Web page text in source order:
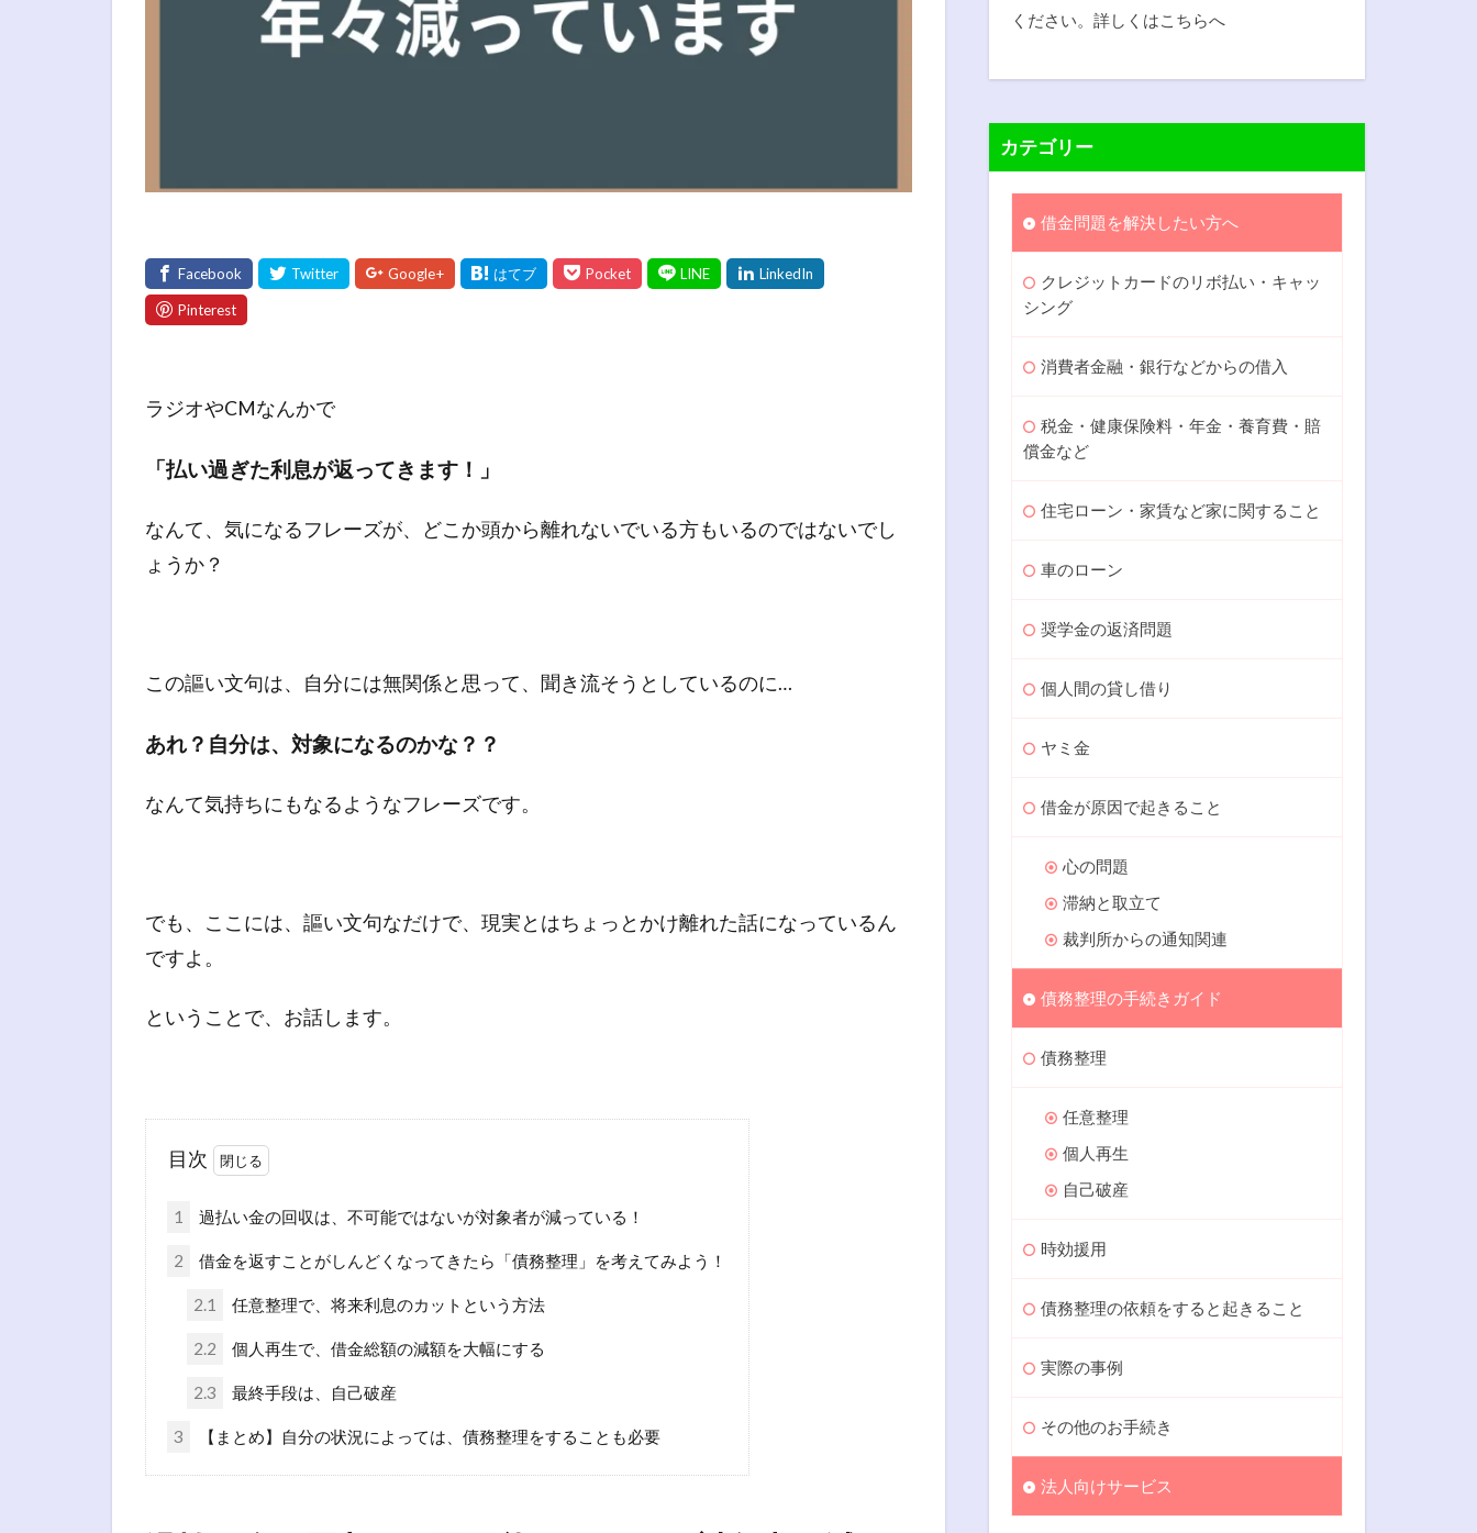
ラジオやCMなんかで
「払い過ぎた利息が返ってきます！」
なんて、気になるフレーズが、どこか頭から離れないでいる方もいるのではないでし
ょうか？
この謳い文句は、自分には無関係と思って、聞き流そうとしているのに…
あれ？自分は、対象になるのかな？？
なんて気持ちにもなるようなフレーズです。
でも、ここには、謳い文句なだけで、現実とはちょっとかけ離れた話になっているん
ですよ。
ということで、お話します。
目次
1 過払い金の回収は、不可能ではないが対象者が減っている！
2 借金を返すことがしんどくなってきたら「債務整理」を考えてみよう！
2.1 任意整理で、将来利息のカットという方法
2.2 個人再生で、借金総額の減額を大幅にする
2.3 最終手段は、自己破産
3 【まとめ】自分の状況によっては、債務整理をすることも必要
ください。詳しくはこちらへ
カテゴリー
借金問題を解決したい方へ
クレジットカードのリボ払い・キャッ
シング
消費者金融・銀行などからの借入
税金・健康保険料・年金・養育費・賠
償金など
住宅ローン・家賃など家に関すること
車のローン
奨学金の返済問題
個人間の貸し借り
ヤミ金
借金が原因で起きること
心の問題
滞納と取立て
裁判所からの通知関連
債務整理の手続きガイド
債務整理
任意整理
個人再生
自己破産
時効援用
債務整理の依頼をすると起きること
実際の事例
その他のお手続き
法人向けサービス